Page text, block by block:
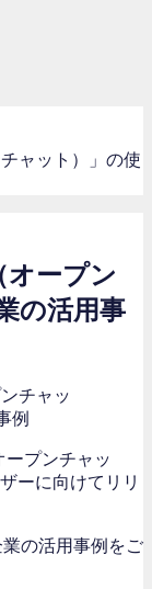
ャット）」の使
オープン
の活用事
ープンチャッ
ーに向けてリリ
の活用事例をご